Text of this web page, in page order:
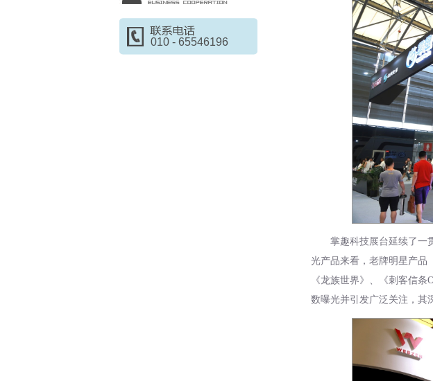
010 - 65546196
掌趣科技展台延续了一贯
光产品来看，老牌明星产品
《龙族世界》、《刺客信
数曝光并引发广泛关注，其